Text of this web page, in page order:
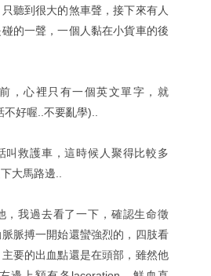
聽到很大的煞車聲，接下來有人
的一聲，一個人黏在小貨車的後
，心裡只有一個英文單字，就
好喔..不要亂學)..
叫救護車，這時候人聚得比較多
大馬路邊..
，我過去看了一下，確認生命徵
脈搏一開始還蠻強烈的，四肢看
要的出血點還是在頭部，雖然他